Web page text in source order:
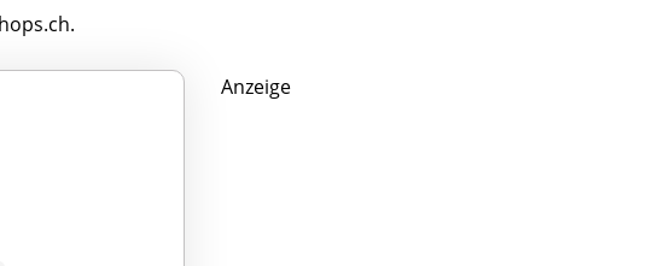
Anzeige